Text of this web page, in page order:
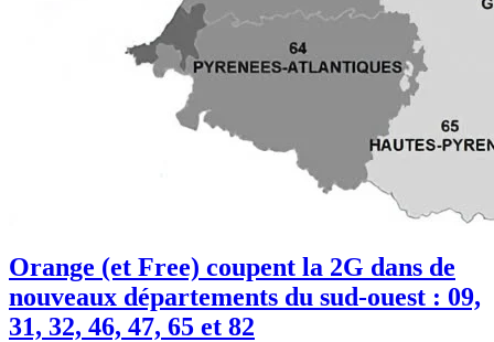
Orange (et Free) coupent la 2G dans de
nouveaux départements du sud-ouest : 09,
31, 32, 46, 47, 65 et 82